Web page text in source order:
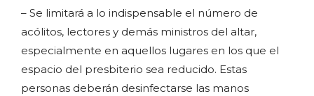
– Se limitará a lo indispensable el número de
acólitos, lectores y demás ministros del altar,
especialmente en aquellos lugares en los que el
espacio del presbiterio sea reducido. Estas
personas deberán desinfectarse las manos